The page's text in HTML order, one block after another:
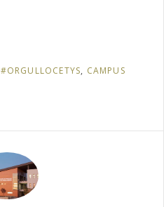
#ORGULLOCETYS, CAMPUS